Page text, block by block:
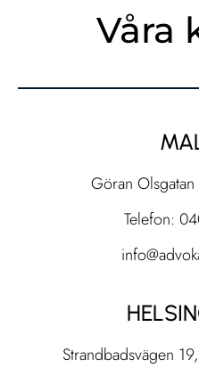
Våra
Göran
Telefon:
Strandbadsvägen